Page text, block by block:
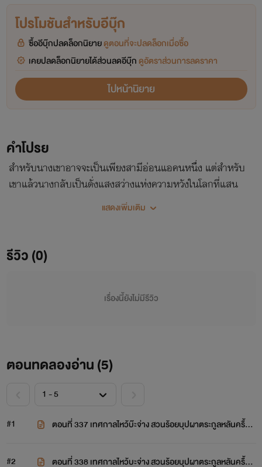
โปรโมชันสำหรับอีบุ๊ก
ซื้ออีบุ๊กปลดล็อกนิยายดูตอนที่จะปลดล็อกเมื่อซื้อ
เคยปลดล็อกนิยายได้ส่วนลดอีบุ๊ก ดูอัตราส่วนการลดราคา
ไปหน้านิยาย
คำโปรย
สำหรับนางเขาอาจจะเป็นเพียงสามีอ่อนแอคนหนึ่ง แต่สำหรับ
เขาแล้วนางกลับเป็นดั่งแสงสว่างแห่งความหวังในโลกที่แสน
แสดงเพิ่มเติม
รีวิว (0)
เรื่องนี้ยังไม่มีรีวิว
ตอนทดลองอ่าน (5)
#1
ตอนที่ 337 เทศกาลไหว้บ๊ะจ่าง สวนร้อยบุปผาตระกูลหลันครื้นเ
#2
ตอนที่ 338 เทศกาลไหว้บะจ่าง สวนร้อยบุปผาตระกูลหลันครื้นเ